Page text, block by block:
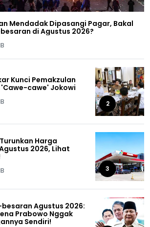
Mendadak Dipasangi Pagar, Bakal
di Agustus 2026?
Kunci Pemakzulan
cawe' Jokowi
2
Harga
2026, Lihat
3
besaran Agustus 2026:
Prabowo Nggak
Sendiri!